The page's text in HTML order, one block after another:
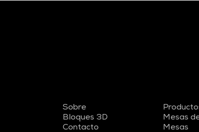
Sobre
Bloques 3D
Contacto
Mesas
Mesas